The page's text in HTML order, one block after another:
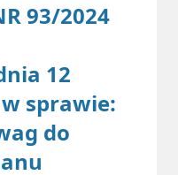
93/2024
12
sprawie:
do